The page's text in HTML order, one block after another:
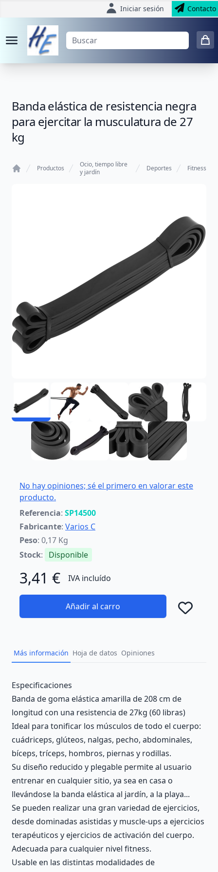
Iniciar sesión Contacto
Banda elástica de resistencia negra
para ejercitar la musculatura de 27
kg
Productos
Ocio, tiempo libre
y jardín
Deportes Fitness
No hay opiniones; sé el primero en valorar este
producto.
Referencia: SP14500
Fabricante: Varios C
Peso: 0,17 Kg
Stock: Disponible
3,41 € IVA incluído
Añadir al carro
Más información Hoja de datos Opiniones
Description
Especificaciones
Banda de goma elástica amarilla de 208 cm de
longitud con una resistencia de 27kg (60 libras)
Ideal para tonificar los músculos de todo el cuerpo:
cuádriceps, glúteos, nalgas, pecho, abdominales,
bíceps, tríceps, hombros, piernas y rodillas.
Su diseño reducido y plegable permite al usuario
entrenar en cualquier sitio, ya sea en casa o
llevándose la banda elástica al jardín, a la playa...
Se pueden realizar una gran variedad de ejercicios,
desde dominadas asistidas y muscle-ups a ejercicios
terapéuticos y ejercicios de activación del cuerpo.
Adecuada para cualquier nivel fitness.
Usable en las distintas modalidades de